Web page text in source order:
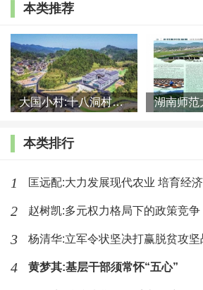
区，体制机制障碍破除难度增大。
我国人口发展趋势发生重大变
弱，劳动年龄人口缓慢缩减，。伴
村空心化、中等收入比例人群持续
层次及多元化流动转变。
我国产业发展趋势发生重大变化
西部扩散，服务业经济贡献度逐步超
沿海地区率先实现产业服务化。科技
城市功能等级进一步提升，并赋予
本类推荐
大国小村:十八洞村的现代变迁是一道美丽的风景线
本类排行
1 匡远配:大力发展现代农业 培育经
2 赵树凯:多元权力格局下的政策竞争
3 杨清华:立军令状坚决打赢脱贫攻坚
4 黄梦其:基层干部须常怀“五心”